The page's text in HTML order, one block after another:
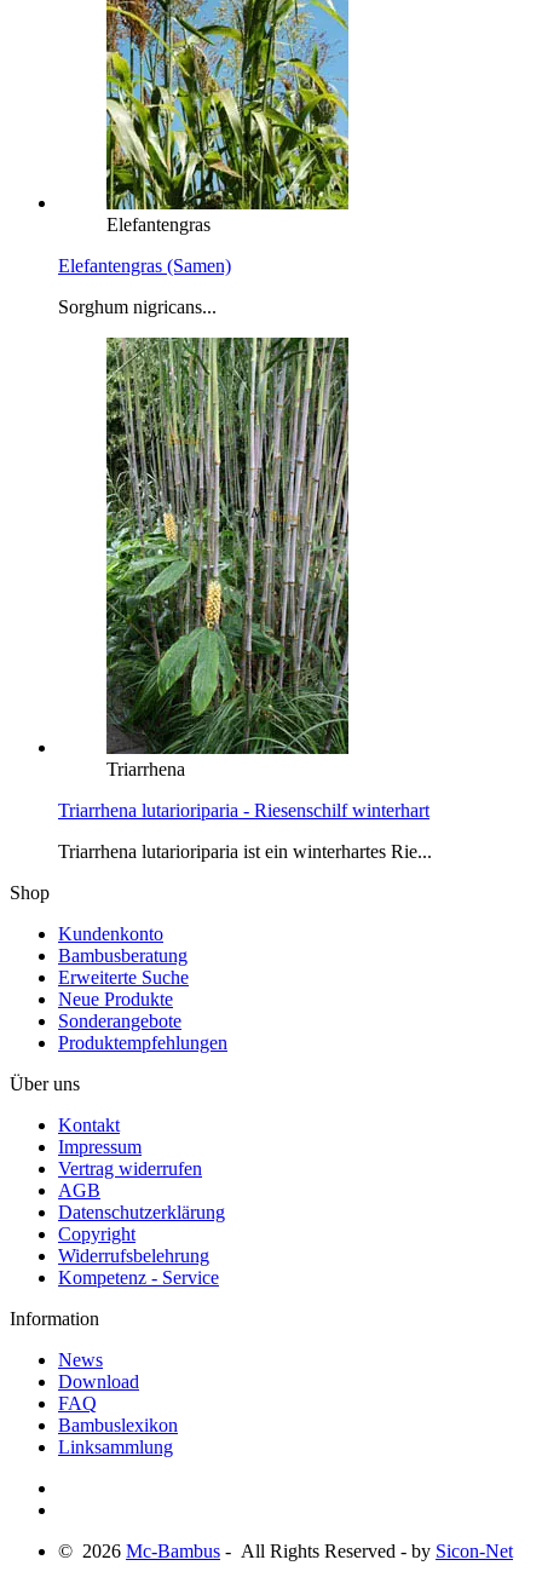
Elefantengras
Elefantengras (Samen)
Sorghum nigricans...
Triarrhena
Triarrhena lutarioriparia - Riesenschilf winterhart
Triarrhena lutarioriparia ist ein winterhartes Rie...
Shop
Kundenkonto
Bambusberatung
Erweiterte Suche
Neue Produkte
Sonderangebote
Produktempfehlungen
Über uns
Kontakt
Impressum
Vertrag widerrufen
AGB
Datenschutzerklärung
Copyright
Widerrufsbelehrung
Kompetenz - Service
Information
News
Download
FAQ
Bambuslexikon
Linksammlung
© 2026 Mc-Bambus - All Rights Reserved - by Sicon-Net